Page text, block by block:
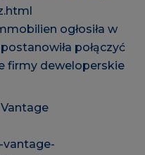
ogłosiła w
połączyć
firmy deweloperskie
Vantage